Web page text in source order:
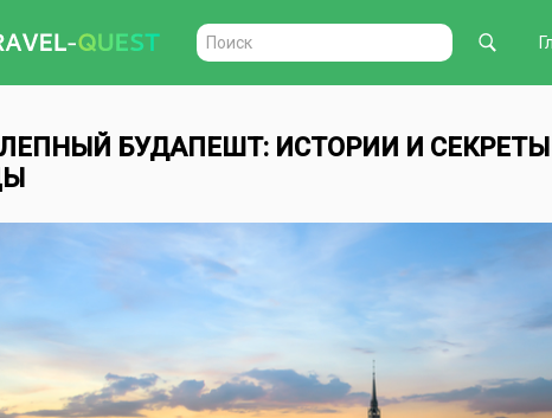
Поиск
БУДАПЕШТ: ИСТОРИИ И СЕКРЕТЫ